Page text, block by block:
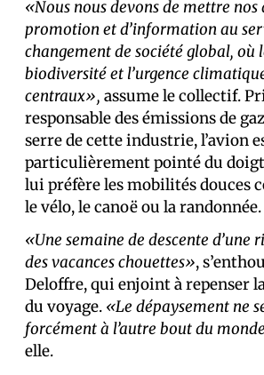
«Nous nous devons de mettre nos
promotion et d’information au
changement de société global, où
biodiversité et l’urgence
centraux», assume le collectif.
responsable des émissions de
serre de cette industrie, l’avion
particulièrement pointé du
lui préfère les mobilités douces
le vélo, le canoë ou la randonnée.
«Une semaine de descente d’une
des vacances chouettes»,
Deloffre, qui enjoint à repenser
du voyage. «Le dépaysement ne
forcément à l’autre bout du
elle.